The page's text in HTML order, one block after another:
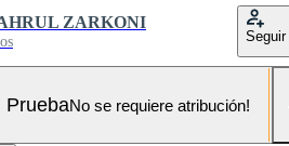
ZARKONI
Seguir
PruebaNo se requiere atribución!